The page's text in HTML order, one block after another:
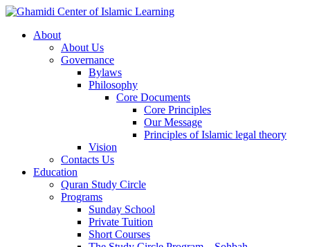
About
About Us
Governance
Bylaws
Philosophy
Core Documents
Core Principles
Our Message
Principles of Islamic legal theory
Vision
Contacts Us
Education
Quran Study Circle
Programs
Sunday School
Private Tuition
Short Courses